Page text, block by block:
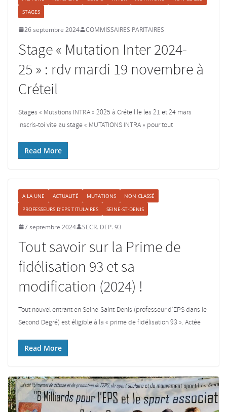
STAGES
26 septembre 2024 COMMISSAIRES PARITAIRES
Stage « Mutation Inter 2024-
25 » : rdv mardi 19 novembre à
Créteil
Stages « Mutations INTRA » 2025 à Créteil le les 21 et 24 mars
Inscris-toi vite au stage « MUTATIONS INTRA » pour tout
Read More
A LA UNE ACTUALITÉ MUTATIONS
NON CLASSÉ
PROFESSEURS D'EPS TITULAIRES
SEINE-ST-DENIS
7 septembre 2024 SECR. DEP. 93
Tout savoir sur la Prime de
fidélisation 93 et sa
modification (2024) !
Tout nouvel entrant en Seine-Saint-Denis (professeur d’EPS dans le
Second Degré) est éligible à la « prime de fidélisation 93 ». Actée
Read More